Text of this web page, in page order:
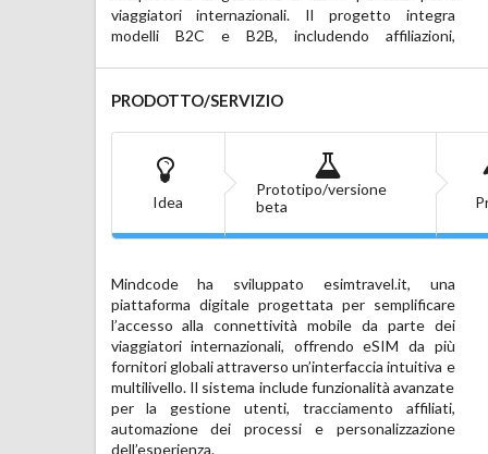
viaggiatori internazionali. Il progetto integra
modelli B2C e B2B, includendo affiliazioni,
PRODOTTO/SERVIZIO
Idea
Prototipo/versione
beta
Mindcode ha sviluppato esimtravel.it, una
piattaforma digitale progettata per semplificare
l’accesso alla connettività mobile da parte dei
viaggiatori internazionali, offrendo eSIM da più
fornitori globali attraverso un’interfaccia intuitiva e
multilivello. Il sistema include funzionalità avanzate
per la gestione utenti, tracciamento affiliati,
automazione dei processi e personalizzazione
dell’esperienza.
include lo sviluppo di una soluzione B2B
indipendente per operatori, reseller e agenzie di
viaggio.
In parallelo, Mindcode sta sviluppando un
gestionale ERP proprietario, pensato per provider
digitali, costruito in chiave modulare e adattabile,
in fase di migrazione verso tecnologie frontend
moderne (SvelteKit). Le attività di R&S includono